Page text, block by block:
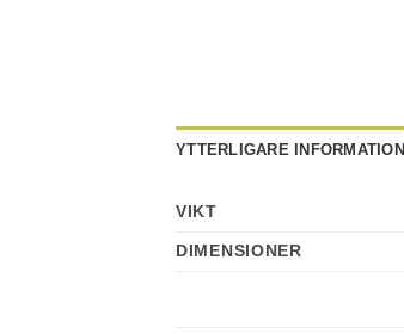
YTTERLIGARE INFORMATION
VIKT
DIMENSIONER